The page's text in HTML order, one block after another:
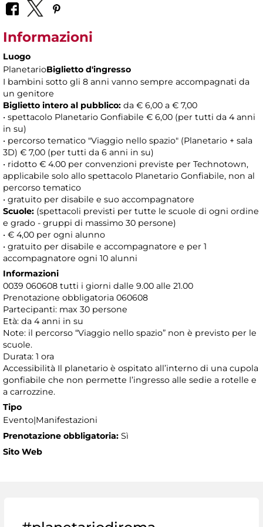
Informazioni
Luogo
PlanetarioBiglietto d'ingresso
I bambini sotto gli 8 anni vanno sempre accompagnati da
un genitore
Biglietto intero al pubblico: da € 6,00 a € 7,00
• spettacolo Planetario Gonfiabile € 6,00 (per tutti da 4 anni
in su)
• percorso tematico "Viaggio nello spazio" (Planetario + sala
3D) € 7,00 (per tutti da 6 anni in su)
• ridotto € 4.00 per convenzioni previste per Technotown,
applicabile solo allo spettacolo Planetario Gonfiabile, non al
percorso tematico
• gratuito per disabile e suo accompagnatore
Scuole: (spettacoli previsti per tutte le scuole di ogni ordine
e grado - gruppi di massimo 30 persone)
• € 4,00 per ogni alunno
• gratuito per disabile e accompagnatore e per 1
accompagnatore ogni 10 alunni
Informazioni
0039 060608 tutti i giorni dalle 9.00 alle 21.00
Prenotazione obbligatoria 060608
Partecipanti: max 30 persone
Età: da 4 anni in su
Note: il percorso “Viaggio nello spazio” non è previsto per le
scuole.
Durata: 1 ora
Accessibilità Il planetario è ospitato all’interno di una cupola
gonfiabile che non permette l’ingresso alle sedie a rotelle e
a carrozzine.
Tipo
Evento|Manifestazioni
Prenotazione obbligatoria: Sì
Sito Web